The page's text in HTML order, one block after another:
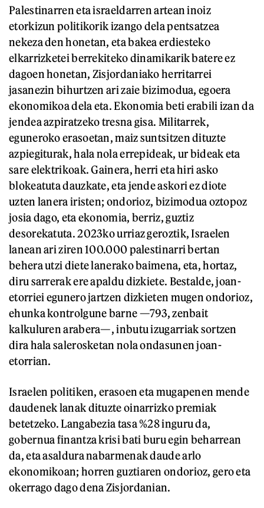
Palestinarren eta israeldarren artean inoiz
etorkizun politikorik izango dela pentsatzea
nekeza den honetan, eta bakea erdiesteko
elkarrizketei berrekiteko dinamikarik batere ez
dagoen honetan, Zisjordaniako herritarrei
jasanezin bihurtzen ari zaie bizimodua, egoera
ekonomikoa dela eta. Ekonomia beti erabili izan da
jendea azpiratzeko tresna gisa. Militarrek,
eguneroko erasoetan, maiz suntsitzen dituzte
azpiegiturak, hala nola errepideak, ur bideak eta
sare elektrikoak. Gainera, herri eta hiri asko
blokeatuta dauzkate, eta jende askori ez diote
uzten lanera iristen; ondorioz, bizimodua oztopoz
josia dago, eta ekonomia, berriz, guztiz
desorekatuta. 2023ko urriaz geroztik, Israelen
lanean ari ziren 100.000 palestinarri bertan
behera utzi diete lanerako baimena, eta, hortaz,
diru sarrerak ere apaldu dizkiete. Bestalde, joan-
etorriei egunero jartzen dizkieten mugen ondorioz,
ehunka kontrolgune barne —793, zenbait
kalkuluren arabera—, inbutu izugarriak sortzen
dira hala salerosketan nola ondasunen joan-
etorrian.
Israelen politiken, erasoen eta mugapenen mende
daudenek lanak dituzte oinarrizko premiak
betetzeko. Langabezia tasa %28 inguru da,
gobernua finantza krisi bati buru egin beharrean
da, eta asaldura nabarmenak daude arlo
ekonomikoan; horren guztiaren ondorioz, gero eta
okerrago dago dena Zisjordanian.